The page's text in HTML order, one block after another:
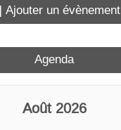
Agenda
Août 2026
Ajouter un évènement